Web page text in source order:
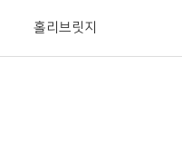
홀리브릿지